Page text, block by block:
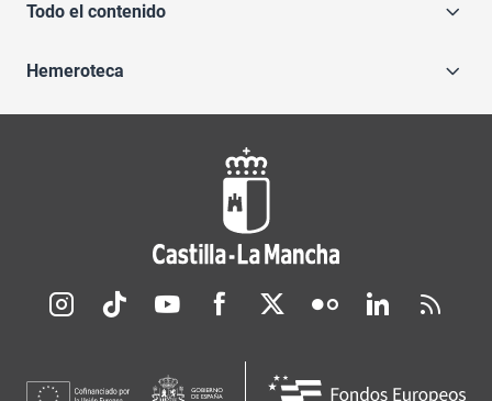
Todo el contenido
Hemeroteca
Redes sociales JCCM